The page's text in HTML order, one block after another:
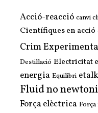
Acció-reacció canvi
Científiques en acció
Crim Experimenta
Destil·lació Electricitat
energia Equilibri
Fluid no
Força elèctrica Força